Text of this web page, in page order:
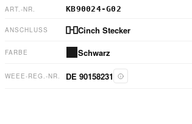
ART.-NR. KB90024-G02
ANSCHLUSS Cinch Stecker
FARBE Schwarz
WEEE-REG.-NR. DE 90158231